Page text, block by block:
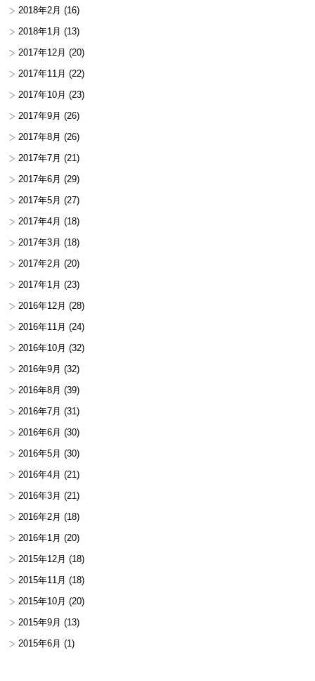
2018年2月 (16)
2018年1月 (13)
2017年12月 (20)
2017年11月 (22)
2017年10月 (23)
2017年9月 (26)
2017年8月 (26)
2017年7月 (21)
2017年6月 (29)
2017年5月 (27)
2017年4月 (18)
2017年3月 (18)
2017年2月 (20)
2017年1月 (23)
2016年12月 (28)
2016年11月 (24)
2016年10月 (32)
2016年9月 (32)
2016年8月 (39)
2016年7月 (31)
2016年6月 (30)
2016年5月 (30)
2016年4月 (21)
2016年3月 (21)
2016年2月 (18)
2016年1月 (20)
2015年12月 (18)
2015年11月 (18)
2015年10月 (20)
2015年9月 (13)
2015年6月 (1)